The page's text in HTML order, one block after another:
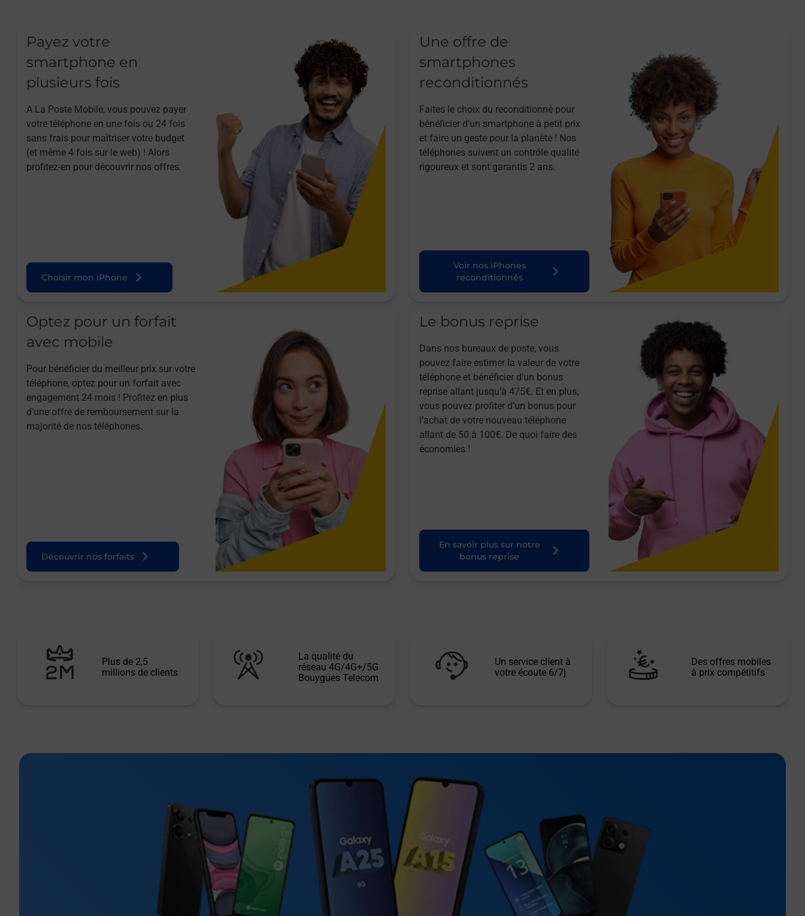
Payez votre
smartphone en
plusieurs fois
A La Poste Mobile, vous pouvez payer
votre téléphone en une fois ou 24 fois
sans frais pour maîtriser votre budget
(et même 4 fois sur le web) ! Alors
profitez-en pour découvrir nos offres.
Choisir mon iPhone
Une offre de
smartphones
reconditionnés
Faites le choix du reconditionné pour
bénéficier d’un smartphone à petit prix
et faire un geste pour la planète ! Nos
téléphones suivent un contrôle qualité
rigoureux et sont garantis 2 ans.
Voir nos iPhones
reconditionnés
Optez pour un forfait
avec mobile
Pour bénéficier du meilleur prix sur votre
téléphone, optez pour un forfait avec
engagement 24 mois ! Profitez en plus
d’une offre de remboursement sur la
majorité de nos téléphones.
Découvrir nos forfaits
Le bonus reprise
Dans nos bureaux de poste, vous
pouvez faire estimer la valeur de votre
téléphone et bénéficier d’un bonus
reprise allant jusqu’à 475€. Et en plus,
vous pouvez profiter d’un bonus pour
l’achat de votre nouveau téléphone
allant de 50 à 100€. De quoi faire des
économies !
En savoir plus sur notre
bonus reprise
Plus de 2,5
millions de clients
La qualité du
réseau 4G/4G+/5G
Bouygues Telecom
Un service client à
votre écoute 6/7j
Des offres mobiles
à prix compétitifs